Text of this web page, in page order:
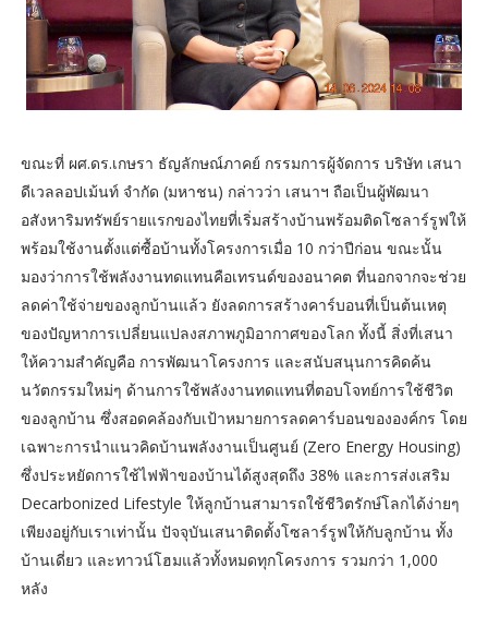
ขณะที่ ผศ.ดร.เกษรา ธัญลักษณ์ภาคย์ กรรมการผู้จัดการ บริษัท เสนา
ดีเวลลอปเม้นท์ จำกัด (มหาชน) กล่าวว่า เสนาฯ ถือเป็นผู้พัฒนา
อสังหาริมทรัพย์รายแรกของไทยที่เริ่มสร้างบ้านพร้อมติดโซลาร์รูฟให้
พร้อมใช้งานตั้งแต่ซื้อบ้านทั้งโครงการเมื่อ 10 กว่าปีก่อน ขณะนั้น
มองว่าการใช้พลังงานทดแทนคือเทรนด์ของอนาคต ที่นอกจากจะช่วย
ลดค่าใช้จ่ายของลูกบ้านแล้ว ยังลดการสร้างคาร์บอนที่เป็นต้นเหตุ
ของปัญหาการเปลี่ยนแปลงสภาพภูมิอากาศของโลก ทั้งนี้ สิ่งที่เสนา
ให้ความสำคัญคือ การพัฒนาโครงการ และสนับสนุนการคิดค้น
นวัตกรรมใหม่ๆ ด้านการใช้พลังงานทดแทนที่ตอบโจทย์การใช้ชีวิต
ของลูกบ้าน ซึ่งสอดคล้องกับเป้าหมายการลดคาร์บอนขององค์กร โดย
เฉพาะการนำแนวคิดบ้านพลังงานเป็นศูนย์ (Zero Energy Housing)
ซึ่งประหยัดการใช้ไฟฟ้าของบ้านได้สูงสุดถึง 38% และการส่งเสริม
Decarbonized Lifestyle ให้ลูกบ้านสามารถใช้ชีวิตรักษ์โลกได้ง่ายๆ
เพียงอยู่กับเราเท่านั้น ปัจจุบันเสนาติดตั้งโซลาร์รูฟให้กับลูกบ้าน ทั้ง
บ้านเดี่ยว และทาวน์โฮมแล้วทั้งหมดทุกโครงการ รวมกว่า 1,000
หลัง